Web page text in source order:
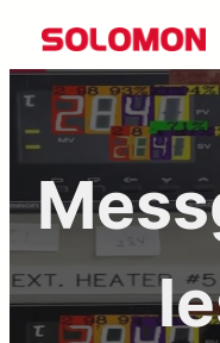
Zum
Inhalt
springen